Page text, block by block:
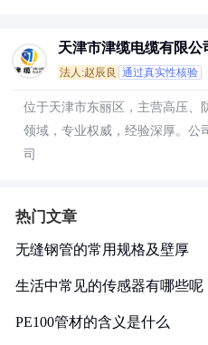
天津市津缆电缆有限公
法人:赵辰良 通过真实性核验
位于天津市东丽区，主营高压、
领域，专业权威，经验深厚。公
司
热门文章
无缝钢管的常用规格及壁厚
生活中常见的传感器有哪些呢
PE100管材的含义是什么